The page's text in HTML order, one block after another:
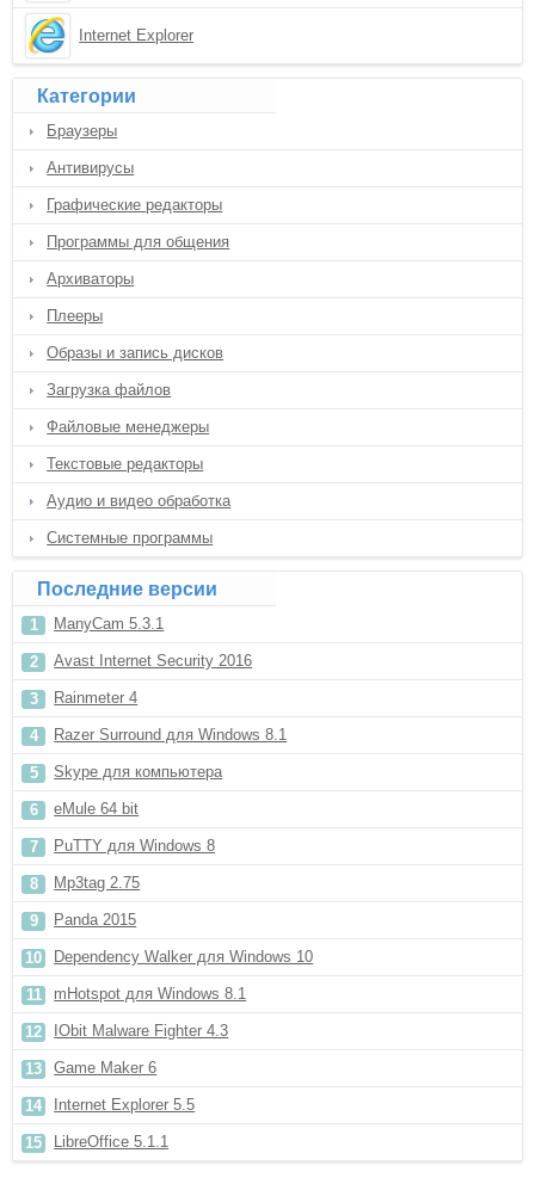
Internet Explorer
Категории
Браузеры
Антивирусы
Графические редакторы
Программы для общения
Архиваторы
Плееры
Образы и запись дисков
Загрузка файлов
Файловые менеджеры
Текстовые редакторы
Аудио и видео обработка
Системные программы
Последние версии
ManyCam 5.3.1
Avast Internet Security 2016
Rainmeter 4
Razer Surround для Windows 8.1
Skype для компьютера
eMule 64 bit
PuTTY для Windows 8
Mp3tag 2.75
Panda 2015
Dependency Walker для Windows 10
mHotspot для Windows 8.1
IObit Malware Fighter 4.3
Game Maker 6
Internet Explorer 5.5
LibreOffice 5.1.1